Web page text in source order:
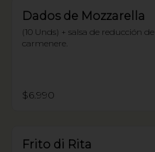
Dados de Mozzarella
(10 Unds) + salsa de reducción de
carmenere.
$6.990
Frito di Rita